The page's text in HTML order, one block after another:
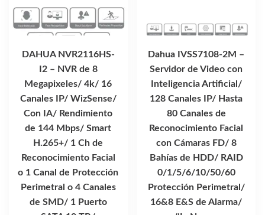
DAHUA NVR2116HS-
I2 – NVR de 8
Megapixeles/ 4k/ 16
Canales IP/ WizSense/
Con IA/ Rendimiento
de 144 Mbps/ Smart
H.265+/ 1 Ch de
Reconocimiento Facial
o 1 Canal de Protección
Perimetral o 4 Canales
de SMD/ 1 Puerto
Dahua IVSS7108-2M –
Servidor de Video con
Inteligencia Artificial/
128 Canales IP/ Hasta
80 Canales de
Reconocimiento Facial
con Cámaras FD/ 8
Bahías de HDD/ RAID
0/1/5/6/10/50/60
Protección Perimetral/
16&8 E&S de Alarma/